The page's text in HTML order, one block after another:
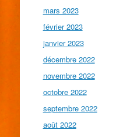
mars 2023
février 2023
janvier 2023
décembre 2022
novembre 2022
octobre 2022
septembre 2022
août 2022